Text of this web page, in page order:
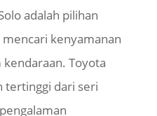
adalah pilihan
kenyamanan
Toyota
tertinggi dari seri